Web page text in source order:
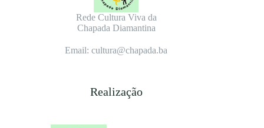
Rede Cultura Viva da
Chapada Diamantina
Email: cultura@chapada.ba
Realização